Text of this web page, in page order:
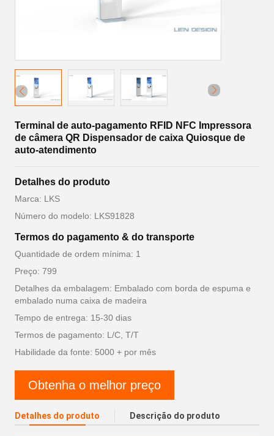
Terminal de auto-pagamento RFID NFC Impressora
de câmera QR Dispensador de caixa Quiosque de
auto-atendimento
Detalhes do produto
Marca: LKS
Número do modelo: LKS91828
Termos do pagamento & do transporte
Quantidade de ordem mínima: 1
Preço: 799
Detalhes da embalagem: Embalado com borda de espuma e
embalado numa caixa de madeira
Tempo de entrega: 15-30 dias
Termos de pagamento: L/C, T/T
Habilidade da fonte: 5000 + por mês
Obtenha o melhor preço
Detalhes do produto Descrição do produto